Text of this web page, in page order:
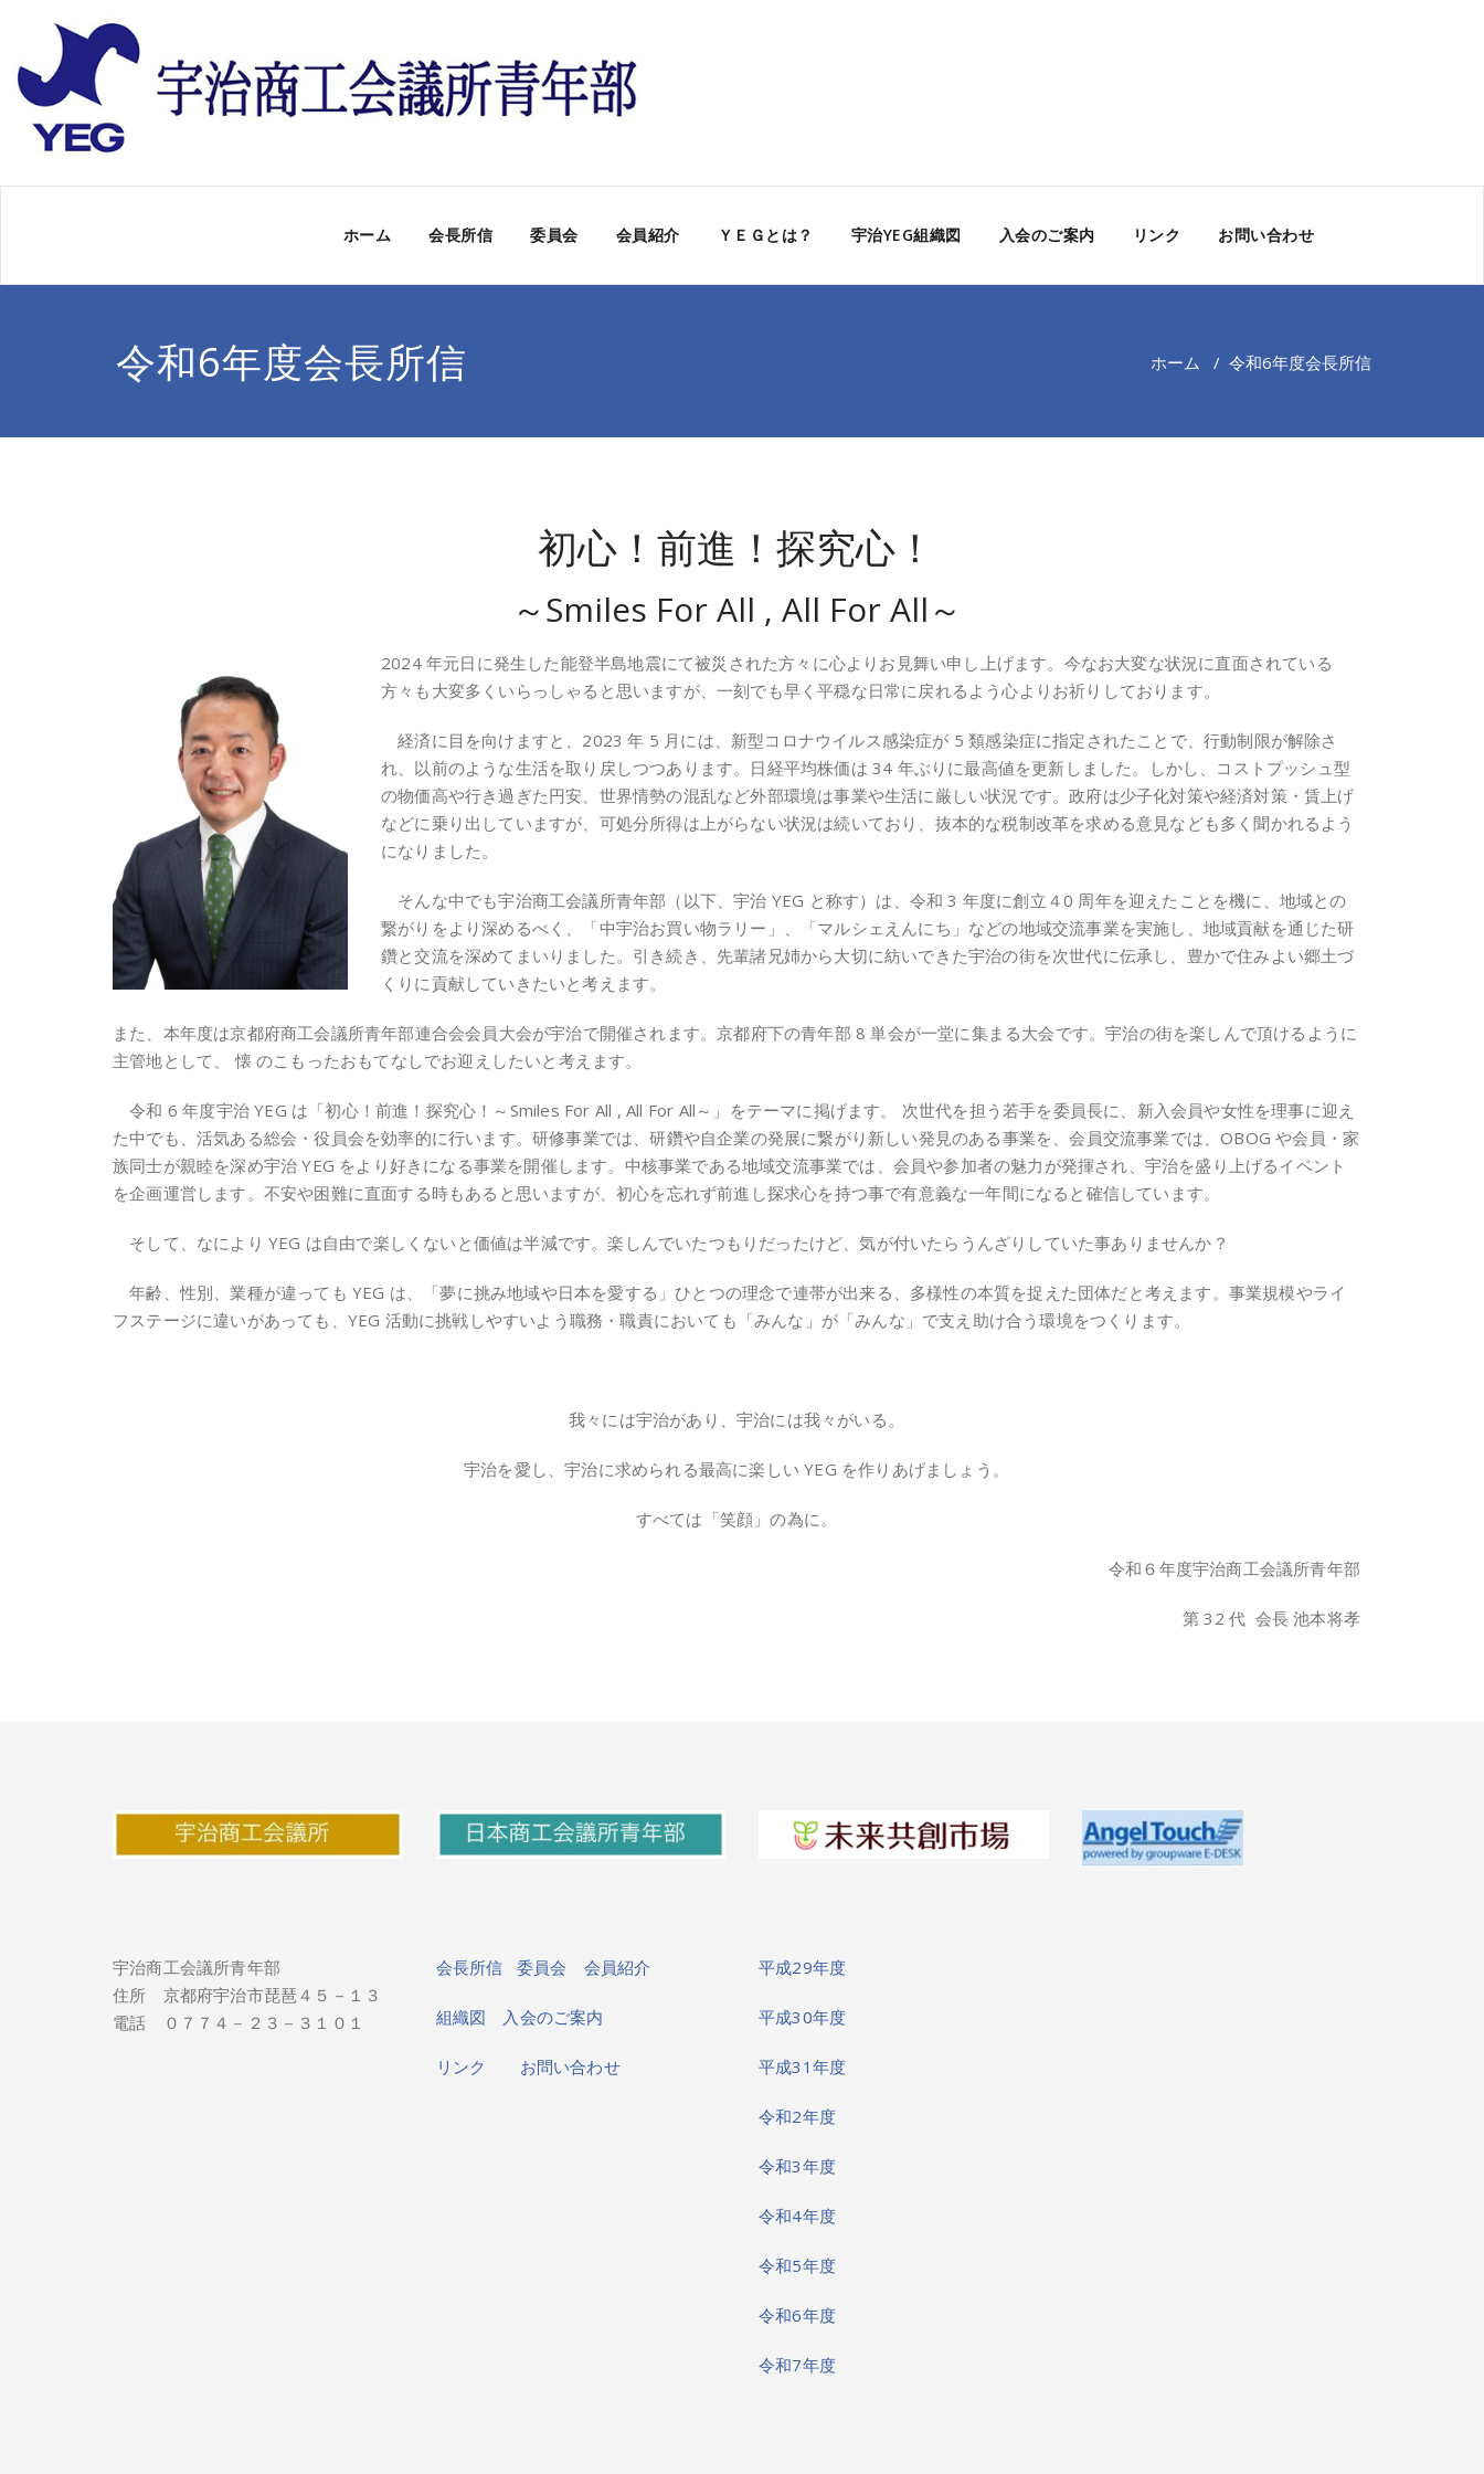
ホーム 会長所信 委員会 会員紹介 ＹＥＧとは？ 宇治YEG組織図 入会のご案内 リンク お問い合わせ
令和6年度会長所信 ホーム / 令和6年度会長所信
初心！前進！探究心！
～Smiles For All , All For All～
2024 年元日に発生した能登半島地震にて被災された方々に心よりお見舞い申し上げます。今なお大変な状況に直面されている
方々も大変多くいらっしゃると思いますが、一刻でも早く平穏な日常に戻れるよう心よりお祈りしております。
経済に目を向けますと、2023 年 5 月には、新型コロナウイルス感染症が 5 類感染症に指定されたことで、行動制限が解除さ
れ、以前のような生活を取り戻しつつあります。日経平均株価は 34 年ぶりに最高値を更新しました。しかし、コストプッシュ型
の物価高や行き過ぎた円安、世界情勢の混乱など外部環境は事業や生活に厳しい状況です。政府は少子化対策や経済対策・賃上げ
などに乗り出していますが、可処分所得は上がらない状況は続いており、抜本的な税制改革を求める意見なども多く聞かれるよう
になりました。
そんな中でも宇治商工会議所青年部（以下、宇治 YEG と称す）は、令和 3 年度に創立４0 周年を迎えたことを機に、地域との
繋がりをより深めるべく、「中宇治お買い物ラリー」、「マルシェえんにち」などの地域交流事業を実施し、地域貢献を通じた研
鑽と交流を深めてまいりました。引き続き、先輩諸兄姉から大切に紡いできた宇治の街を次世代に伝承し、豊かで住みよい郷土づ
くりに貢献していきたいと考えます。
また、本年度は京都府商工会議所青年部連合会会員大会が宇治で開催されます。京都府下の青年部 8 単会が一堂に集まる大会です。宇治の街を楽しんで頂けるように
主管地として、 懐 のこもったおもてなしでお迎えしたいと考えます。
令和 6 年度宇治 YEG は「初心！前進！探究心！～Smiles For All , All For All～」をテーマに掲げます。 次世代を担う若手を委員長に、新入会員や女性を理事に迎え
た中でも、活気ある総会・役員会を効率的に行います。研修事業では、研鑽や自企業の発展に繋がり新しい発見のある事業を、会員交流事業では、OBOG や会員・家
族同士が親睦を深め宇治 YEG をより好きになる事業を開催します。中核事業である地域交流事業では、会員や参加者の魅力が発揮され、宇治を盛り上げるイベント
を企画運営します。不安や困難に直面する時もあると思いますが、初心を忘れず前進し探求心を持つ事で有意義な一年間になると確信しています。
そして、なにより YEG は自由で楽しくないと価値は半減です。楽しんでいたつもりだったけど、気が付いたらうんざりしていた事ありませんか？
年齢、性別、業種が違っても YEG は、「夢に挑み地域や日本を愛する」ひとつの理念で連帯が出来る、多様性の本質を捉えた団体だと考えます。事業規模やライ
フステージに違いがあっても、YEG 活動に挑戦しやすいよう職務・職責においても「みんな」が「みんな」で支え助け合う環境をつくります。
我々には宇治があり、宇治には我々がいる。
宇治を愛し、宇治に求められる最高に楽しい YEG を作りあげましょう。
すべては「笑顔」の為に。
令和６年度宇治商工会議所青年部
第 32 代 会長 池本将孝
宇治商工会議所青年部
住所 京都府宇治市琵琶４５－１３
電話 ０７７４－２３－３１０１
会長所信 委員会 会員紹介
組織図 入会のご案内
リンク お問い合わせ
平成29年度
平成30年度
平成31年度
令和2年度
令和3年度
令和4年度
令和5年度
令和6年度
令和7年度